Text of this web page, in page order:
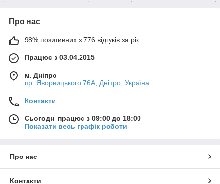
Про нас
98% позитивних з 776 відгуків за рік
Працює з 03.04.2015
м. Дніпро
пр. Яворницького 76А, Дніпро, Україна
Контакти
Сьогодні працює з 09:00 до 18:00
Показати весь графік роботи
Про нас
Контакти